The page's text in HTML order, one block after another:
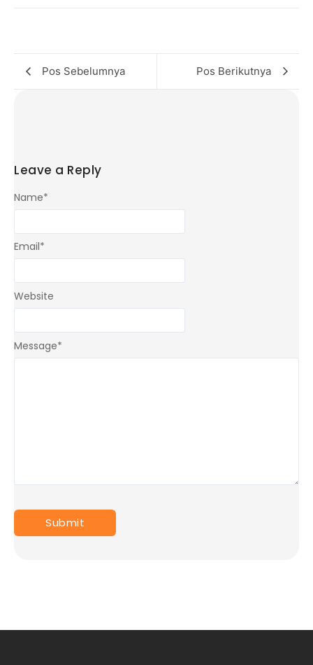
Pos Sebelumnya Pos Berikutnya
Leave a Reply
Message*
Name*
Email*
Website